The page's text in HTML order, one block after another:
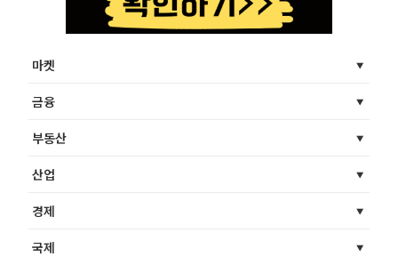
마켓
금융
부동산
산업
경제
국제